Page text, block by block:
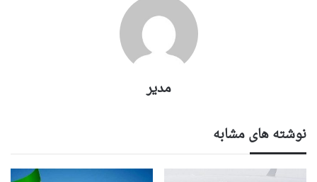
مدیر
نوشته های مشابه